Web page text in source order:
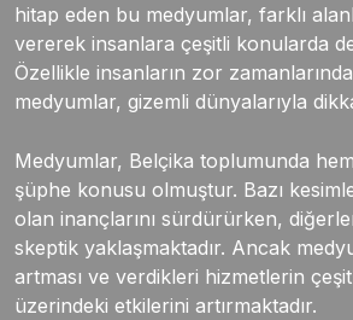
hitap eden bu medyumlar, farklı
vererek insanlara çeşitli konularda
Özellikle insanların zor
medyumlar, gizemli dünyalarıyla
Medyumlar, Belçika toplumunda
şüphe konusu olmuştur. Bazı
olan inançlarını sürdürürken,
skeptik yaklaşmaktadır. Ancak
artması ve verdikleri hizmetlerin
üzerindeki etkilerini artırmaktadır.